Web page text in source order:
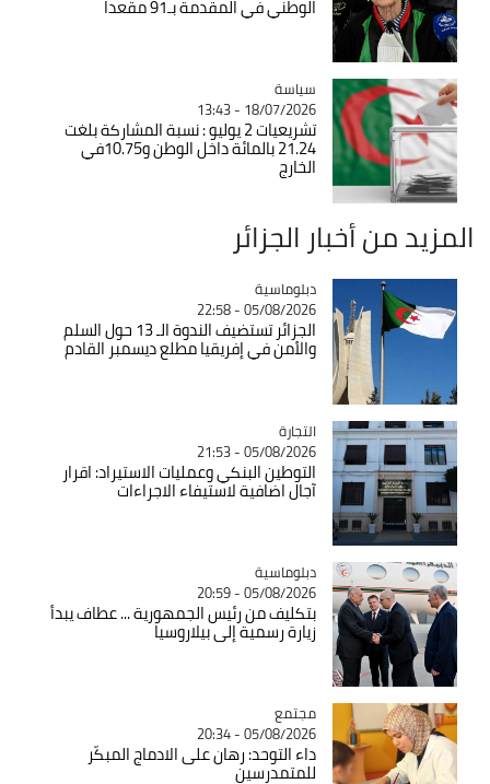
الوطني في المقدمة بـ91 مقعدا
Catégorie
سياسة
18/07/2026 - 13:43
تشريعيات 2 يوليو : نسبة المشاركة بلغت
21.24 بالمائة داخل الوطن و10.75في
الخارج
المزيد من أخبار الجزائر
Catégorie
دبلوماسية
05/08/2026 - 22:58
الجزائر تستضيف الندوة الـ 13 حول السلم
والأمن في إفريقيا مطلع ديسمبر القادم
Catégorie
التجارة
05/08/2026 - 21:53
التوطين البنكي وعمليات الاستيراد: اقرار
آجال اضافية لاستيفاء الاجراءات
Catégorie
دبلوماسية
05/08/2026 - 20:59
بتكليف من رئيس الجمهورية ... عطاف يبدأ
زيارة رسمية إلى بيلاروسيا
Catégorie
مجتمع
05/08/2026 - 20:34
داء التوحد: رهان على الادماج المبكّر
للمتمدرسين